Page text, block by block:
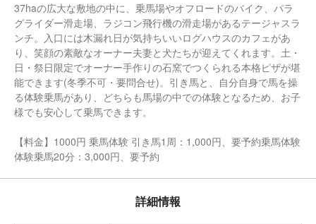
37haの広大な敷地の中に、乗馬場やオフロードのバイク、パラ
グライダー滑走場、ラジコン飛行機の滑走場があるテージャスラ
ンチ。入口には木漏れ日が気持ちいいログハウスのカフェがあ
り、笑顔の素敵なオーナー夫妻と犬たちが迎えてくれます。土・
日・祭日限定でオーナー手作りの石窯でつくられる本格ピザが堪
能できます(冬季不可・要問合せ)。引き馬と、自分自身で馬を操
る体験乗馬があり、どちらも馬場の中での体験となるため、お子
様でも安心して乗馬できます。
【料金】1000円 乗馬体験 引き馬1周：1,000円、要予約乗馬体験
体験乗馬20分：3,000円、要予約
詳細情報